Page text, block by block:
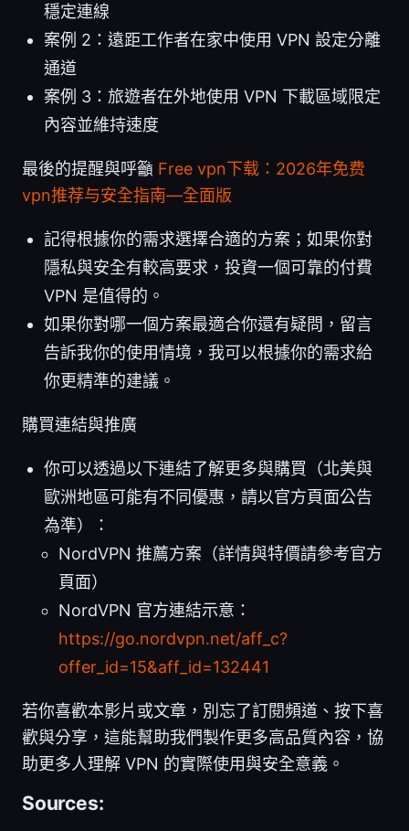
穩定連線
案例 2：遠距工作者在家中使用 VPN 設定分離
通道
案例 3：旅遊者在外地使用 VPN 下載區域限定
內容並維持速度
最後的提醒與呼籲 Free vpn下载：2026年免费
vpn推荐与安全指南—全面版
記得根據你的需求選擇合適的方案；如果你對
隱私與安全有較高要求，投資一個可靠的付費
VPN 是值得的。
如果你對哪一個方案最適合你還有疑問，留言
告訴我你的使用情境，我可以根據你的需求給
你更精準的建議。
購買連結與推廣
你可以透過以下連結了解更多與購買（北美與
歐洲地區可能有不同優惠，請以官方頁面公告
為準）：
NordVPN 推薦方案（詳情與特價請參考官方
頁面）
NordVPN 官方連結示意：
https://go.nordvpn.net/aff_c?
offer_id=15&aff_id=132441
若你喜歡本影片或文章，別忘了訂閱頻道、按下喜
歡與分享，這能幫助我們製作更多高品質內容，協
助更多人理解 VPN 的實際使用與安全意義。
Sources: